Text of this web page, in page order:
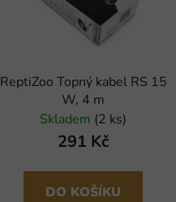
ReptiZoo Topný kabel RS 15
W, 4 m
Skladem (2 ks)
291 Kč
DO KOŠÍKU